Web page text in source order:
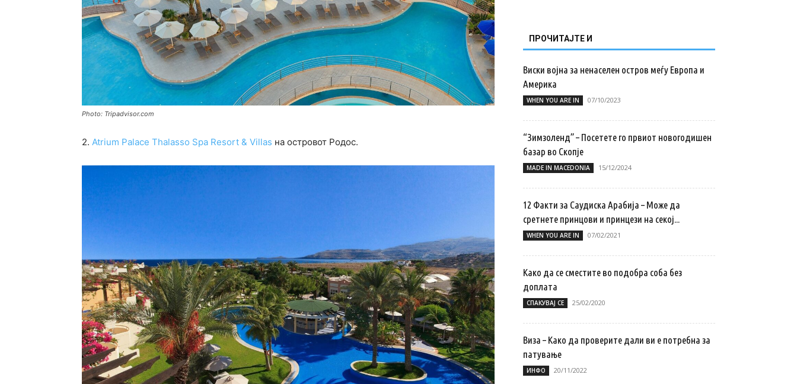
Photo: Tripadvisor.com
2. Atrium Palace Thalasso Spa Resort & Villas на островот Родос.
ПРОЧИТАЈТЕ И
Виски војна за ненаселен остров меѓу Европа и
Америка
WHEN YOU ARE IN 07/10/2023
“Зимзоленд” – Посетете го првиот новогодишен
базар во Скопје
MADE IN MACEDONIA 15/12/2024
12 Факти за Саудиска Арабија – Може да
сретнете принцови и принцези на секој...
WHEN YOU ARE IN 07/02/2021
Како да се сместите во подобра соба без
доплата
СПАКУВАЈ СЕ 25/02/2020
Виза – Како да проверите дали ви е потребна за
патување
ИНФО 20/11/2022